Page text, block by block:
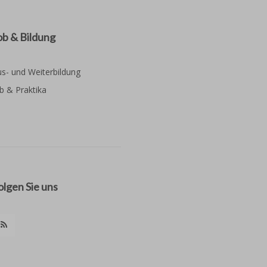
& Bildung
und Weiterbildung
& Praktika
Sie uns